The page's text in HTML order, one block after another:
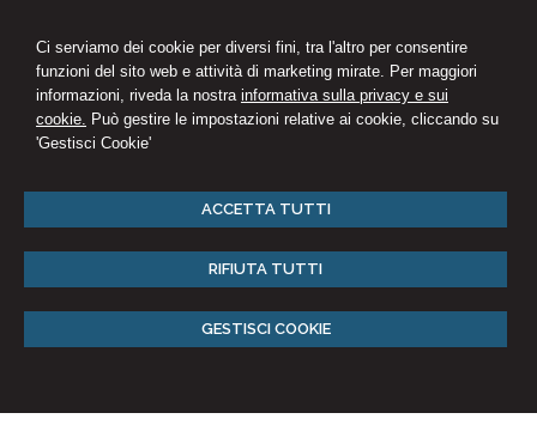
Ci serviamo dei cookie per diversi fini, tra l'altro per consentire
funzioni del sito web e attività di marketing mirate. Per maggiori
informazioni, riveda la nostra informativa sulla privacy e sui
cookie. Può gestire le impostazioni relative ai cookie, cliccando su
'Gestisci Cookie'
ACCETTA TUTTI
RIFIUTA TUTTI
GESTISCI COOKIE